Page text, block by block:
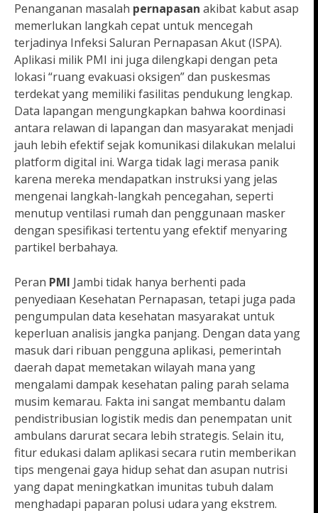
Penanganan masalah pernapasan akibat kabut asap
memerlukan langkah cepat untuk mencegah
terjadinya Infeksi Saluran Pernapasan Akut (ISPA).
Aplikasi milik PMI ini juga dilengkapi dengan peta
lokasi “ruang evakuasi oksigen” dan puskesmas
terdekat yang memiliki fasilitas pendukung lengkap.
Data lapangan mengungkapkan bahwa koordinasi
antara relawan di lapangan dan masyarakat menjadi
jauh lebih efektif sejak komunikasi dilakukan melalui
platform digital ini. Warga tidak lagi merasa panik
karena mereka mendapatkan instruksi yang jelas
mengenai langkah-langkah pencegahan, seperti
menutup ventilasi rumah dan penggunaan masker
dengan spesifikasi tertentu yang efektif menyaring
partikel berbahaya.
Peran PMI Jambi tidak hanya berhenti pada
penyediaan Kesehatan Pernapasan, tetapi juga pada
pengumpulan data kesehatan masyarakat untuk
keperluan analisis jangka panjang. Dengan data yang
masuk dari ribuan pengguna aplikasi, pemerintah
daerah dapat memetakan wilayah mana yang
mengalami dampak kesehatan paling parah selama
musim kemarau. Fakta ini sangat membantu dalam
pendistribusian logistik medis dan penempatan unit
ambulans darurat secara lebih strategis. Selain itu,
fitur edukasi dalam aplikasi secara rutin memberikan
tips mengenai gaya hidup sehat dan asupan nutrisi
yang dapat meningkatkan imunitas tubuh dalam
menghadapi paparan polusi udara yang ekstrem.